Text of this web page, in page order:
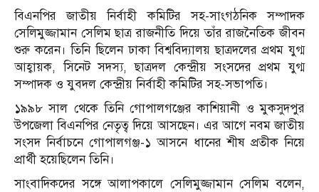
বিএনপির জাতীয় নির্বাহী কমিটির সহ-সাংগঠনিক সম্পাদক
সেলিমুজ্জামান সেলিম ছাত্র রাজনীতি দিয়ে তাঁর রাজনৈতিক জীবন
শুরু করেন। তিনি ছিলেন ঢাকা বিশ্ববিদ্যালয় ছাত্রদলের প্রথম যুগ্ম
আহ্বায়ক, সিনেট সদস্য, ছাত্রদল কেন্দ্রীয় সংসদের প্রথম যুগ্ম
সম্পাদক ও যুবদল কেন্দ্রীয় নির্বাহী কমিটির সহ-সভাপতি।
১৯৯৮ সাল থেকে তিনি গোপালগঞ্জের কাশিয়ানী ও মুকসুদপুর
উপজেলা বিএনপির নেতৃত্ব দিয়ে আসছেন। এর আগে নবম জাতীয়
সংসদ নির্বাচনে গোপালগঞ্জ-১ আসনে ধানের শীষ প্রতীক নিয়ে
প্রার্থী হয়েছিলেন তিনি।
সাংবাদিকদের সঙ্গে আলাপকালে সেলিমুজ্জামান সেলিম বলেন,